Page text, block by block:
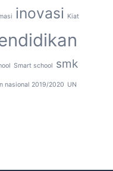
inovasi Kiat
Smart school smk
nasional 2019/2020 UN